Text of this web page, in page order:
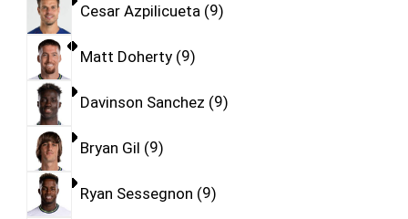
Cesar Azpilicueta 9
Matt Doherty 9
Davinson Sanchez 9
Bryan Gil 9
Ryan Sessegnon 9